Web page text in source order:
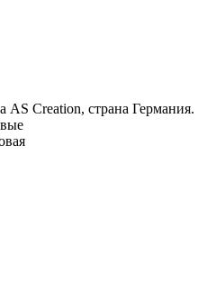
AS Creation, страна Германия.